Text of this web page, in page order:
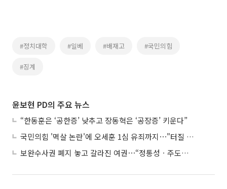
#정치대학 #일베 #배재고 #국민의힘
#징계
윤보현 PD의 주요 뉴스
“한동훈은 ‘공한증’ 낮추고 장동혁은 ‘공장증’ 키운다”
국민의힘 '멱살 논란'에 오세훈 1심 유죄까지⋯"터질 게 터졌다"
보완수사권 폐지 놓고 갈라진 여권⋯“정통성ㆍ주도권 싸움”